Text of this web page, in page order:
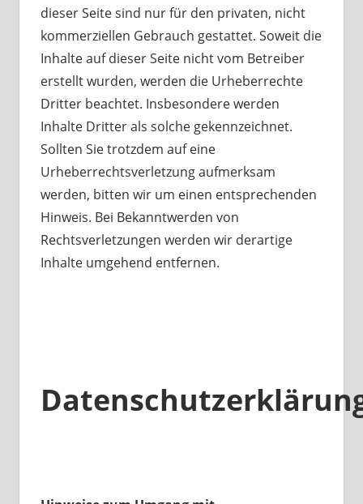
dieser Seite sind nur für den privaten, nicht
kommerziellen Gebrauch gestattet. Soweit die
Inhalte auf dieser Seite nicht vom Betreiber
erstellt wurden, werden die Urheberrechte
Dritter beachtet. Insbesondere werden
Inhalte Dritter als solche gekennzeichnet.
Sollten Sie trotzdem auf eine
Urheberrechtsverletzung aufmerksam
werden, bitten wir um einen entsprechenden
Hinweis. Bei Bekanntwerden von
Rechtsverletzungen werden wir derartige
Inhalte umgehend entfernen.